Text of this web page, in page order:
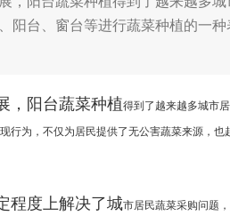
阳台、窗台等进行蔬菜种植的一
，阳台蔬菜种植得到了越来越多城市
行为，不仅为居民提供了无公害蔬菜来源，也
程度上解决了城市居民蔬菜采购问题